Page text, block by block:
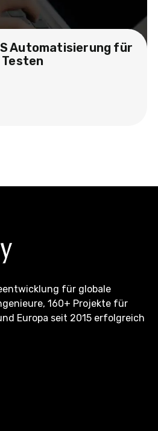
Automatisierung für
für globale
160+ Projekte für
Europa seit 2015 erfolgreich